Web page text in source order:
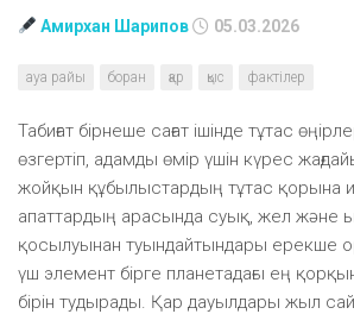
Амирхан Шарипов 05.03.2026
ауа райы боран қар қыс фактілер
Табиғат бірнеше сағат ішінде тұтас
өзгертіп, адамды өмір үшін күрес
жойқын құбылыстардың тұтас қорына
апаттардың арасында суық, жел және
қосылуынан туындайтындары ерекше
үш элемент бірге планетадағы ең
бірін тудырады. Қар дауылдары жыл